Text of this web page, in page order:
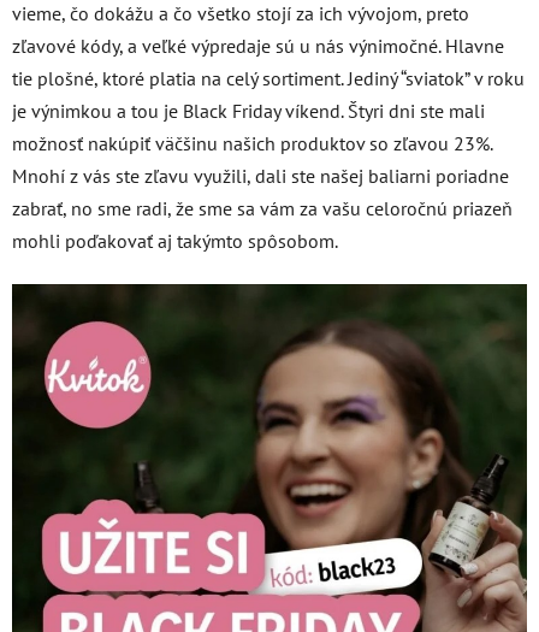
vieme, čo dokážu a čo všetko stojí za ich vývojom, preto
zľavové kódy, a veľké výpredaje sú u nás výnimočné. Hlavne
tie plošné, ktoré platia na celý sortiment. Jediný “sviatok” v roku
je výnimkou a tou je Black Friday víkend. Štyri dni ste mali
možnosť nakúpiť väčšinu našich produktov so zľavou 23%.
Mnohí z vás ste zľavu využili, dali ste našej baliarni poriadne
zabrať, no sme radi, že sme sa vám za vašu celoročnú priazeň
mohli poďakovať aj takýmto spôsobom.